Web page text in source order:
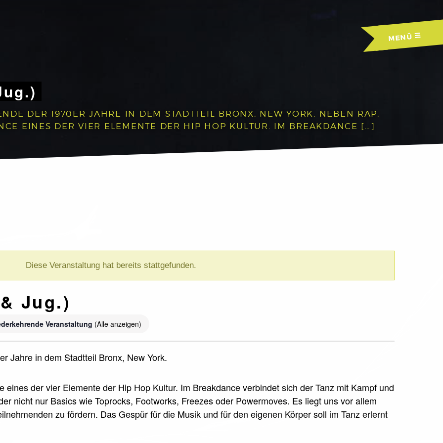
MENÜ
DER 1970ER JAHRE IN DEM STADTTEIL BRONX, NEW YORK. NEBEN RAP,
EINES DER VIER ELEMENTE DER HIP HOP KULTUR. IM BREAKDANCE […]
Diese Veranstaltung hat bereits stattgefunden.
Jug.)
Veranstaltung (Alle anzeigen)
Jahre in dem Stadtteil Bronx, New York.
eines der vier Elemente der Hip Hop Kultur. Im Breakdance verbindet sich der Tanz mit Kampf und
nicht nur Basics wie Toprocks, Footworks, Freezes oder Powermoves. Es liegt uns vor allem
zu fördern. Das Gespür für die Musik und für den eigenen Körper soll im Tanz erlernt